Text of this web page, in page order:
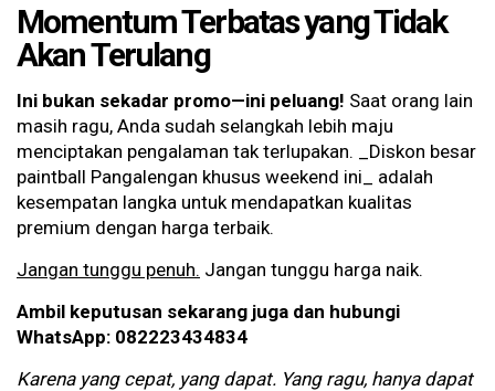
Momentum Terbatas yang Tidak
Akan Terulang
Ini bukan sekadar promo—ini peluang! Saat orang lain
masih ragu, Anda sudah selangkah lebih maju
menciptakan pengalaman tak terlupakan. _Diskon besar
paintball Pangalengan khusus weekend ini_ adalah
kesempatan langka untuk mendapatkan kualitas
premium dengan harga terbaik.
Jangan tunggu penuh. Jangan tunggu harga naik.
Ambil keputusan sekarang juga dan hubungi
WhatsApp: 082223434834
Karena yang cepat, yang dapat. Yang ragu, hanya dapat